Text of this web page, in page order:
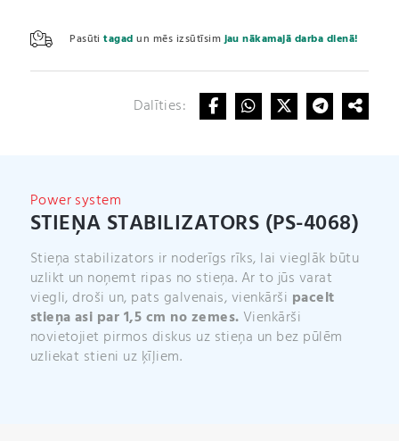
4068)
daudzums
Pasūtitagad un mēs izsūtīsimjau nākamajā darba dienā!
e
r
n
:
Dalīties:
Power system
STIEŅA STABILIZATORS (PS-4068)
Stieņa stabilizators ir noderīgs rīks, lai vieglāk būtu
uzlikt un noņemt ripas no stieņa. Ar to jūs varat
viegli, droši un, pats galvenais, vienkārši pacelt
stieņa asi par 1,5 cm no zemes. Vienkārši
novietojiet pirmos diskus uz stieņa un bez pūlēm
uzliekat stieni uz ķīļiem.